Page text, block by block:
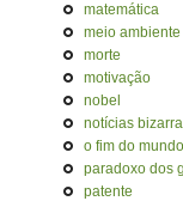
matemática
meio ambiente
morte
motivação
nobel
notícias
o fim do mundo
paradoxo dos
patente